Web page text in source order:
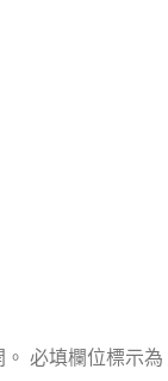
必填欄位標示為